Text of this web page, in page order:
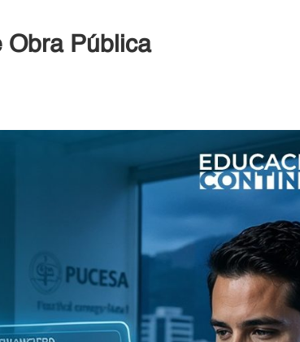
Obra Pública